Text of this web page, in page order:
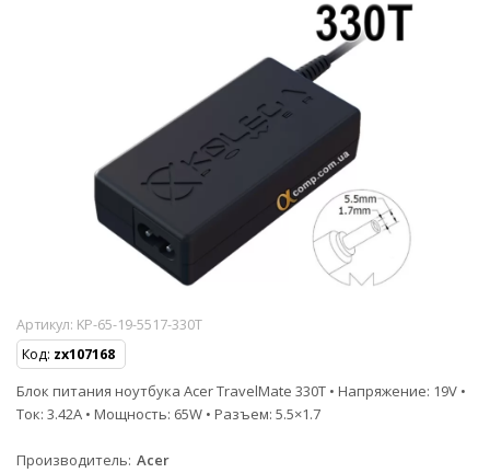
Артикул: KP-65-19-5517-330T
Код: zx107168
Блок питания ноутбука Acer TravelMate 330T • Напряжение: 19V •
Ток: 3.42A • Мощность: 65W • Разъем: 5.5×1.7
Производитель Acer